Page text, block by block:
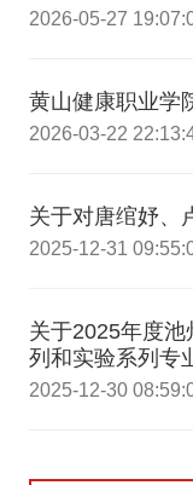
2026-05-27
黄山健康职业学
2026-03-22
关于对唐绾妤、
2025-12-31
关于2025年度
列和实验系列专
2025-12-30